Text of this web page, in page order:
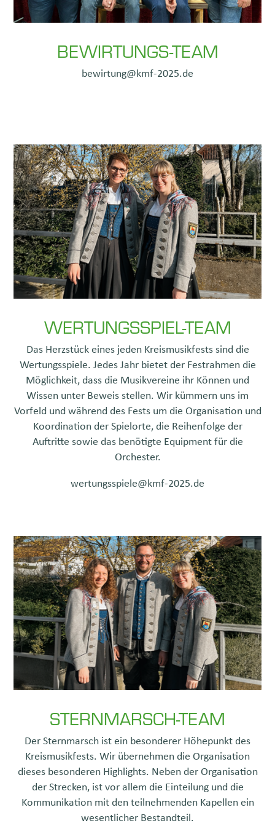
BEWIRTUNGS-TEAM
bewirtung@kmf-2025.de
WERTUNGSSPIEL-TEAM
Das Herzstück eines jeden Kreismusikfests sind die
Wertungsspiele. Jedes Jahr bietet der Festrahmen die
Möglichkeit, dass die Musikvereine ihr Können und
Wissen unter Beweis stellen. Wir kümmern uns im
Vorfeld und während des Fests um die Organisation und
Koordination der Spielorte, die Reihenfolge der
Auftritte sowie das benötigte Equipment für die
Orchester.
wertungsspiele@kmf-2025.de
STERNMARSCH-TEAM
Der Sternmarsch ist ein besonderer Höhepunkt des
Kreismusikfests. Wir übernehmen die Organisation
dieses besonderen Highlights. Neben der Organisation
der Strecken, ist vor allem die Einteilung und die
Kommunikation mit den teilnehmenden Kapellen ein
wesentlicher Bestandteil.